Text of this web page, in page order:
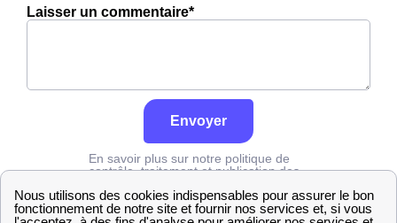
Laisser un commentaire*
Envoyer
En savoir plus sur notre politique de
contrôle, traitement et publication des